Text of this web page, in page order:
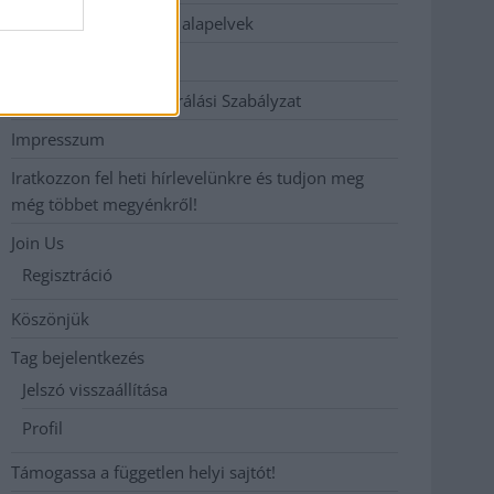
Etikai és függetlenségi alapelvek
Hozzászólási és Moderálási Szabályzat
Impresszum
Iratkozzon fel heti hírlevelünkre és tudjon meg
még többet megyénkről!
Join Us
Regisztráció
Köszönjük
Tag bejelentkezés
Jelszó visszaállítása
Profil
Támogassa a független helyi sajtót!